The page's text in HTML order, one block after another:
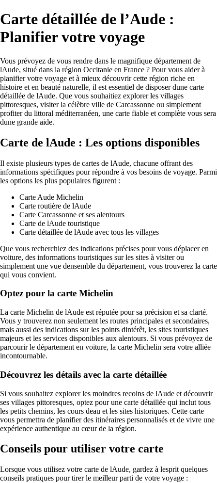
Carte détaillée de l’Aude :
Planifier votre voyage
Vous prévoyez de vous rendre dans le magnifique département de
lAude, situé dans la région Occitanie en France ? Pour vous aider à
planifier votre voyage et à mieux découvrir cette région riche en
histoire et en beauté naturelle, il est essentiel de disposer dune carte
détaillée de lAude. Que vous souhaitiez explorer les villages
pittoresques, visiter la célèbre ville de Carcassonne ou simplement
profiter du littoral méditerranéen, une carte fiable et complète vous sera
dune grande aide.
Carte de lAude : Les options disponibles
Il existe plusieurs types de cartes de lAude, chacune offrant des
informations spécifiques pour répondre à vos besoins de voyage. Parmi
les options les plus populaires figurent :
Carte Aude Michelin
Carte routière de lAude
Carte Carcassonne et ses alentours
Carte de lAude touristique
Carte détaillée de lAude avec tous les villages
Que vous recherchiez des indications précises pour vous déplacer en
voiture, des informations touristiques sur les sites à visiter ou
simplement une vue densemble du département, vous trouverez la carte
qui vous convient.
Optez pour la carte Michelin
La carte Michelin de lAude est réputée pour sa précision et sa clarté.
Vous y trouverez non seulement les routes principales et secondaires,
mais aussi des indications sur les points dintérêt, les sites touristiques
majeurs et les services disponibles aux alentours. Si vous prévoyez de
parcourir le département en voiture, la carte Michelin sera votre alliée
incontournable.
Découvrez les détails avec la carte détaillée
Si vous souhaitez explorer les moindres recoins de lAude et découvrir
ses villages pittoresques, optez pour une carte détaillée qui inclut tous
les petits chemins, les cours deau et les sites historiques. Cette carte
vous permettra de planifier des itinéraires personnalisés et de vivre une
expérience authentique au cœur de la région.
Conseils pour utiliser votre carte
Lorsque vous utilisez votre carte de lAude, gardez à lesprit quelques
conseils pratiques pour tirer le meilleur parti de votre voyage :